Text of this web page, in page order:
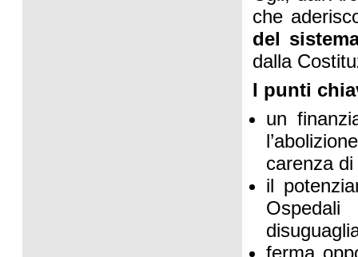
che
del
dalla
I punti
un
carenza
il
ferma